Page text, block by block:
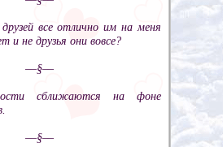
все отлично им на меня
и не друзья они вовсе?
––§––
сближаются на фоне
––§––